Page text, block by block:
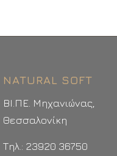
NATURAL SOFT
ΒΙ.ΠΕ. Μηχανιώνας,
Θεσσαλονίκη
Τηλ.: 23920 36750